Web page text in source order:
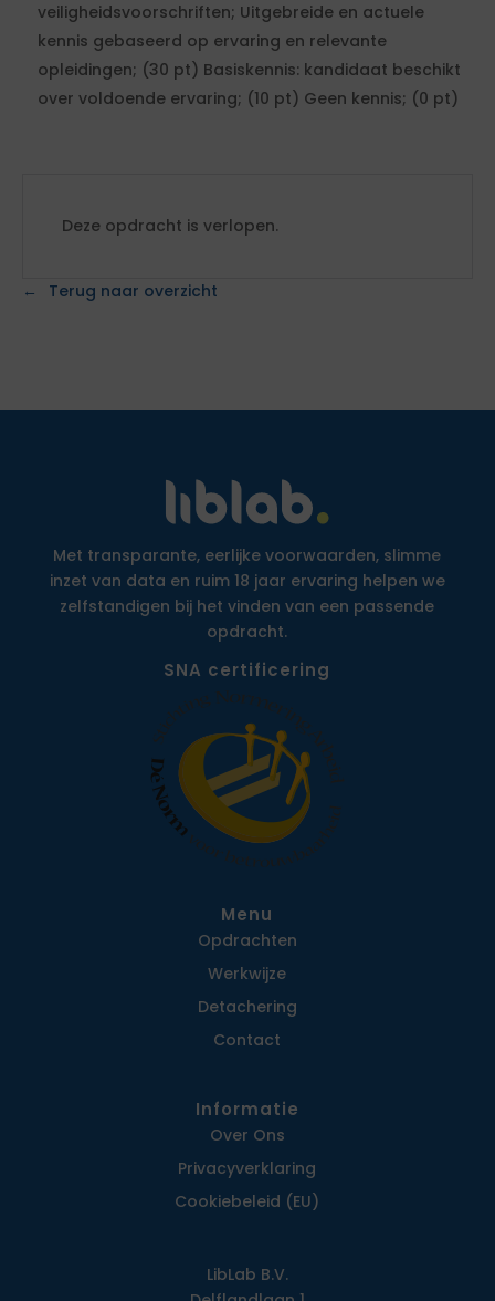
veiligheidsvoorschriften; Uitgebreide en actuele
kennis gebaseerd op ervaring en relevante
opleidingen; (30 pt) Basiskennis: kandidaat beschikt
over voldoende ervaring; (10 pt) Geen kennis; (0 pt)
Deze opdracht is verlopen.
Terug naar overzicht
Met transparante, eerlijke voorwaarden, slimme
inzet van data en ruim 18 jaar ervaring helpen we
zelfstandigen bij het vinden van een passende
opdracht.
SNA certificering
Menu
Opdrachten
Werkwijze
Detachering
Contact
Informatie
Over Ons
Privacy­verklaring
Cookiebeleid (EU)
LibLab B.V.